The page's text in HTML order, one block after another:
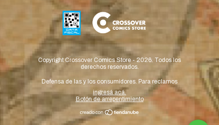
Copyright Crossover Comics Store - 2026. Todos los
derechos reservados.
Defensa de las y los consumidores. Para reclamos
ingresá acá.
Botón de arrepentimiento